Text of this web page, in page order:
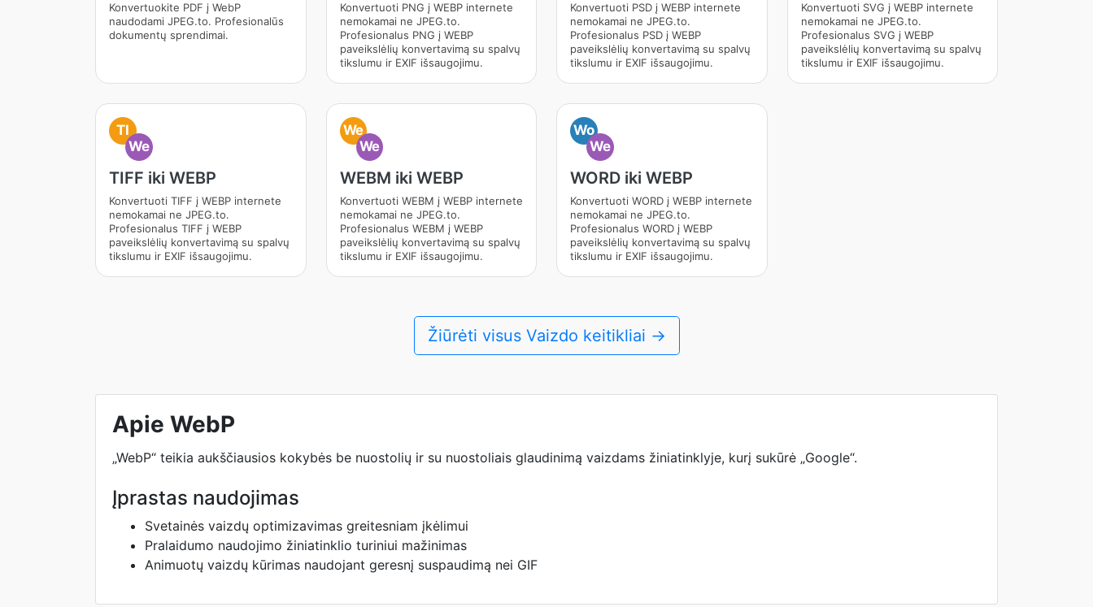
Konvertuokite PDF į WebP
naudodami JPEG.to. Profesionalūs
dokumentų sprendimai.
Konvertuoti PNG į WEBP internete
nemokamai ne JPEG.to.
Profesionalus PNG į WEBP
paveikslėlių konvertavimą su spalvų
tikslumu ir EXIF išsaugojimu.
Konvertuoti PSD į WEBP internete
nemokamai ne JPEG.to.
Profesionalus PSD į WEBP
paveikslėlių konvertavimą su spalvų
tikslumu ir EXIF išsaugojimu.
Konvertuoti SVG į WEBP internete
nemokamai ne JPEG.to.
Profesionalus SVG į WEBP
paveikslėlių konvertavimą su spalvų
tikslumu ir EXIF išsaugojimu.
TI
We
TIFF iki WEBP
Konvertuoti TIFF į WEBP internete
nemokamai ne JPEG.to.
Profesionalus TIFF į WEBP
paveikslėlių konvertavimą su spalvų
tikslumu ir EXIF išsaugojimu.
We
We
WEBM iki WEBP
Konvertuoti WEBM į WEBP internete
nemokamai ne JPEG.to.
Profesionalus WEBM į WEBP
paveikslėlių konvertavimą su spalvų
tikslumu ir EXIF išsaugojimu.
Wo
We
WORD iki WEBP
Konvertuoti WORD į WEBP internete
nemokamai ne JPEG.to.
Profesionalus WORD į WEBP
paveikslėlių konvertavimą su spalvų
tikslumu ir EXIF išsaugojimu.
Žiūrėti visus Vaizdo keitikliai →
Apie WebP
„WebP“ teikia aukščiausios kokybės be nuostolių ir su nuostoliais glaudinimą vaizdams žiniatinklyje, kurį sukūrė „Google“.
Įprastas naudojimas
Svetainės vaizdų optimizavimas greitesniam įkėlimui
Pralaidumo naudojimo žiniatinklio turiniui mažinimas
Animuotų vaizdų kūrimas naudojant geresnį suspaudimą nei GIF